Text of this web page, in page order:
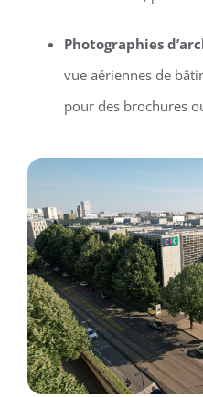
Photographies
vue aériennes de
pour des brochures